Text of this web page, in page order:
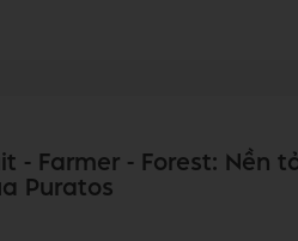
- Farmer - Forest: Nền
Puratos